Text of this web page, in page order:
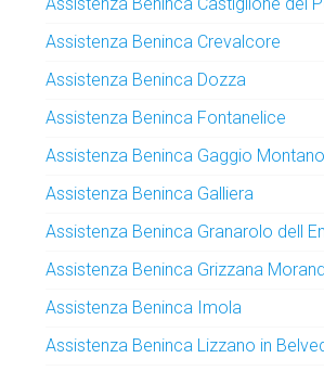
Assistenza Beninca Castiglione dei
Assistenza Beninca Crevalcore
Assistenza Beninca Dozza
Assistenza Beninca Fontanelice
Assistenza Beninca Gaggio Montano
Assistenza Beninca Galliera
Assistenza Beninca Granarolo dell
Assistenza Beninca Grizzana
Assistenza Beninca Imola
Assistenza Beninca Lizzano in